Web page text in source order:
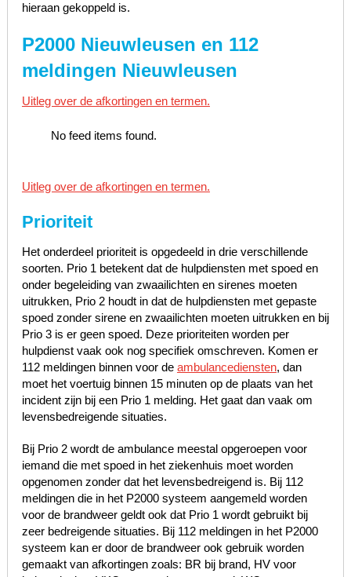
hieraan gekoppeld is.
P2000 Nieuwleusen en 112
meldingen Nieuwleusen
Uitleg over de afkortingen en termen.
No feed items found.
Uitleg over de afkortingen en termen.
Prioriteit
Het onderdeel prioriteit is opgedeeld in drie verschillende
soorten. Prio 1 betekent dat de hulpdiensten met spoed en
onder begeleiding van zwaailichten en sirenes moeten
uitrukken, Prio 2 houdt in dat de hulpdiensten met gepaste
spoed zonder sirene en zwaailichten moeten uitrukken en bij
Prio 3 is er geen spoed. Deze prioriteiten worden per
hulpdienst vaak ook nog specifiek omschreven. Komen er
112 meldingen binnen voor de ambulancediensten, dan
moet het voertuig binnen 15 minuten op de plaats van het
incident zijn bij een Prio 1 melding. Het gaat dan vaak om
levensbedreigende situaties.
Bij Prio 2 wordt de ambulance meestal opgeroepen voor
iemand die met spoed in het ziekenhuis moet worden
opgenomen zonder dat het levensbedreigend is. Bij 112
meldingen die in het P2000 systeem aangemeld worden
voor de brandweer geldt ook dat Prio 1 wordt gebruikt bij
zeer bedreigende situaties. Bij 112 meldingen in het P2000
systeem kan er door de brandweer ook gebruik worden
gemaakt van afkortingen zoals: BR bij brand, HV voor